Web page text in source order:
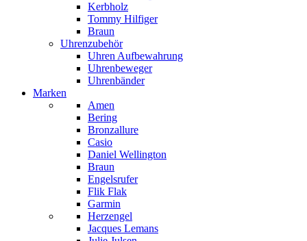
Kerbholz
Tommy Hilfiger
Braun
Uhrenzubehör
Uhren Aufbewahrung
Uhrenbeweger
Uhrenbänder
Marken
Amen
Bering
Bronzallure
Casio
Daniel Wellington
Braun
Engelsrufer
Flik Flak
Garmin
Herzengel
Jacques Lemans